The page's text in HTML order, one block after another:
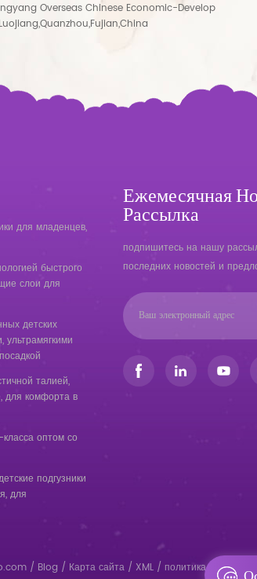
Overseas Chinese Economic-Develop
для младенцев,
быстрого
слои для
детских
ультрамягкими
талией,
для комфорта в
оптом со
подгузники
для
Ежемесячная
Рассылка
подпишитесь на нашу
последних новостей и
/ Blog / Карта сайта / XML / политика